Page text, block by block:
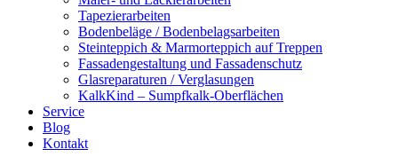
Tapezierarbeiten
Bodenbeläge / Bodenbelagsarbeiten
Steinteppich & Marmorteppich auf Treppen
Fassadengestaltung und Fassadenschutz
Glasreparaturen / Verglasungen
KalkKind – Sumpfkalk-Oberflächen
Service
Blog
Kontakt